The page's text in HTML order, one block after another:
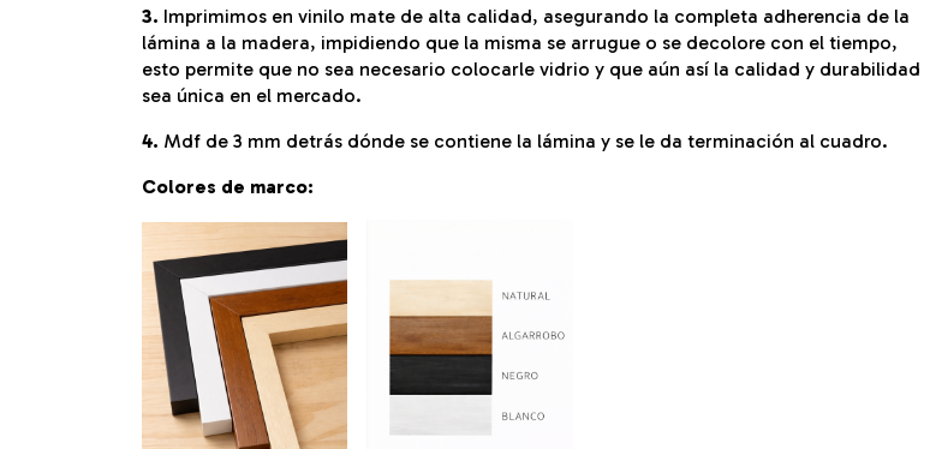
3. Imprimimos en vinilo mate de alta calidad, asegurando la completa adherencia de la
lámina a la madera, impidiendo que la misma se arrugue o se decolore con el tiempo,
esto permite que no sea necesario colocarle vidrio y que aún así la calidad y durabilidad
sea única en el mercado.
4. Mdf de 3 mm detrás dónde se contiene la lámina y se le da terminación al cuadro.
Colores de marco: